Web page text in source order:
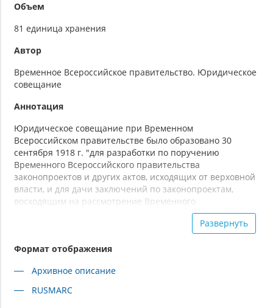
Объем
81 единица хранения
Автор
Временное Всероссийское правительство. Юридическое
совещание
Аннотация
Юридическое совещание при Временном
Всероссийском правительстве было образовано 30
сентября 1918 г. "для разработки по поручению
Временного Всероссийского правительства
законопроектов и других актов, исходящих от верховной
власти, и для дачи заключений по законопроектам,
восходящим на рассмотрение Временного
Всероссийского правительства". В состав Юридического
совещания входили председатель, товарищ
председателя и члены совещания. Кандидаты в члены
Юридического совещания должны были быть
на заседании Совещания. Члены Совещания
назначались по представлению Совещания указами
Развернуть
Формат отображения
Архивное описание
RUSMARC